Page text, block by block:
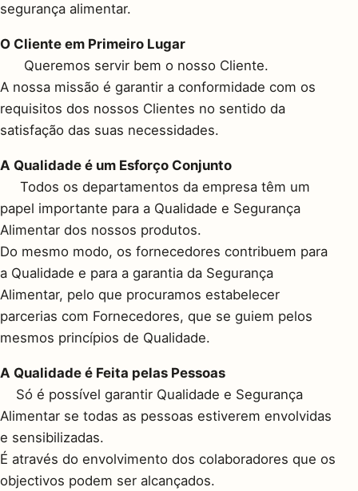
segurança alimentar.
O Cliente em Primeiro Lugar
Queremos servir bem o nosso Cliente.
A nossa missão é garantir a conformidade com os
requisitos dos nossos Clientes no sentido da
satisfação das suas necessidades.
A Qualidade é um Esforço Conjunto
Todos os departamentos da empresa têm um
papel importante para a Qualidade e Segurança
Alimentar dos nossos produtos.
Do mesmo modo, os fornecedores contribuem para
a Qualidade e para a garantia da Segurança
Alimentar, pelo que procuramos estabelecer
parcerias com Fornecedores, que se guiem pelos
mesmos princípios de Qualidade.
A Qualidade é Feita pelas Pessoas
Só é possível garantir Qualidade e Segurança
Alimentar se todas as pessoas estiverem envolvidas
e sensibilizadas.
É através do envolvimento dos colaboradores que os
objectivos podem ser alcançados.